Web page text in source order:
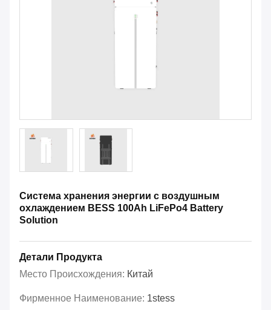
Система хранения энергии с воздушным
охлаждением BESS 100Ah LiFePo4 Battery
Solution
Детали Продукта
Место Происхождения: Китай
Фирменное Наименование: 1stess